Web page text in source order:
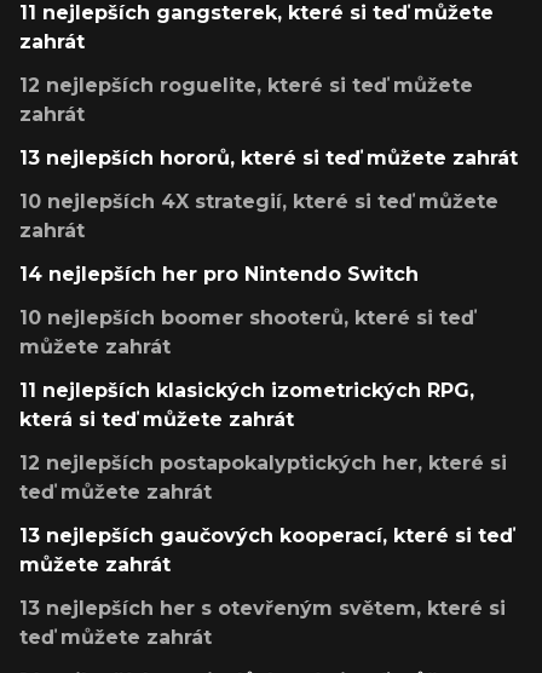
11 nejlepších gangsterek, které si teď můžete
zahrát
12 nejlepších roguelite, které si teď můžete
zahrát
13 nejlepších hororů, které si teď můžete zahrát
10 nejlepších 4X strategií, které si teď můžete
zahrát
14 nejlepších her pro Nintendo Switch
10 nejlepších boomer shooterů, které si teď
můžete zahrát
11 nejlepších klasických izometrických RPG,
která si teď můžete zahrát
12 nejlepších postapokalyptických her, které si
teď můžete zahrát
13 nejlepších gaučových kooperací, které si teď
můžete zahrát
13 nejlepších her s otevřeným světem, které si
teď můžete zahrát